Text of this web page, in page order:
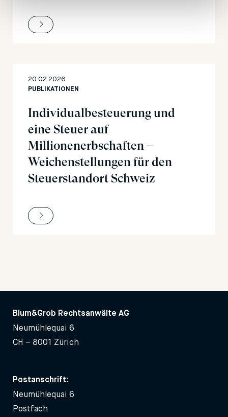
20.02.2026
PUBLIKATIONEN
Individualbesteuerung und
eine Steuer auf
Millionenerbschaften –
Weichenstellungen für den
Steuerstandort Schweiz
Blum&Grob Rechtsanwälte AG
Neumühlequai 6
CH – 8001 Zürich
Postanschrift:
Neumühlequai 6
Postfach